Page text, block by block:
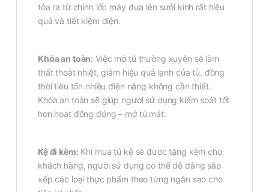
tỏa ra từ chính lốc máy đưa lên sưởi kính rất hiệu
quả và tiết kiệm điện.
Khóa an toàn: Việc mở tủ thường xuyên sẽ làm
thất thoát nhiệt, giảm hiệu quả lạnh của tủ, đồng
thời tiêu tốn nhiều điện năng không cần thiết.
Khóa an toàn sẽ giúp người sử dụng kiểm soát tốt
hơn hoạt động đóng – mở tủ mát.
Kệ đi kèm: Khi mua tủ kệ sẽ được tặng kèm cho
khách hàng, người sử dụng có thể dễ dàng sắp
xếp các loại thực phẩm theo từng ngăn sao cho